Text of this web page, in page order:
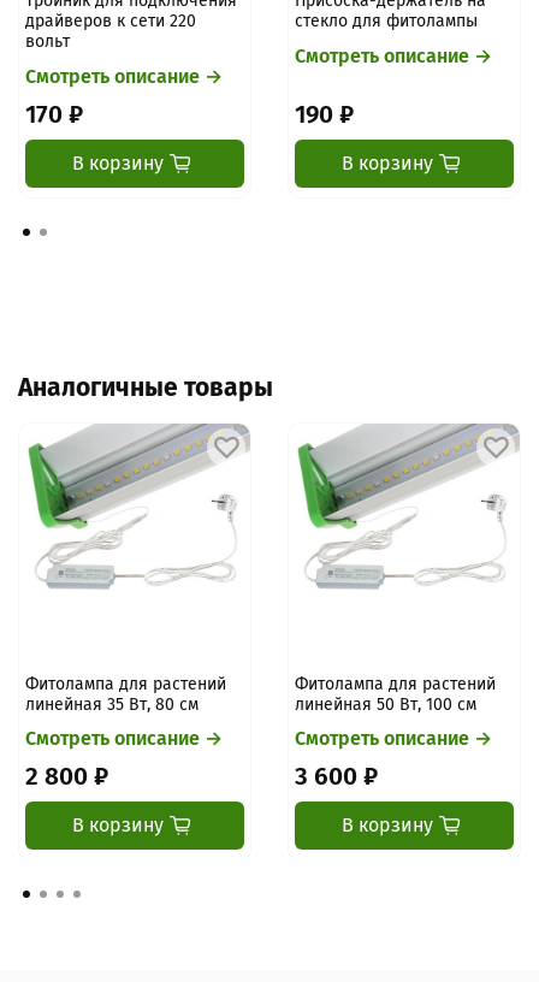
драйверов к сети 220
вольт
Смотреть описание →
170 ₽
В корзину
стекло для фитолампы
Смотреть описание →
190 ₽
В корзину
Аналогичные товары
Фитолампа для растений
линейная 35 Вт, 80 см
Смотреть описание →
2 800 ₽
В корзину
Фитолампа для растений
линейная 50 Вт, 100 см
Смотреть описание →
3 600 ₽
В корзину